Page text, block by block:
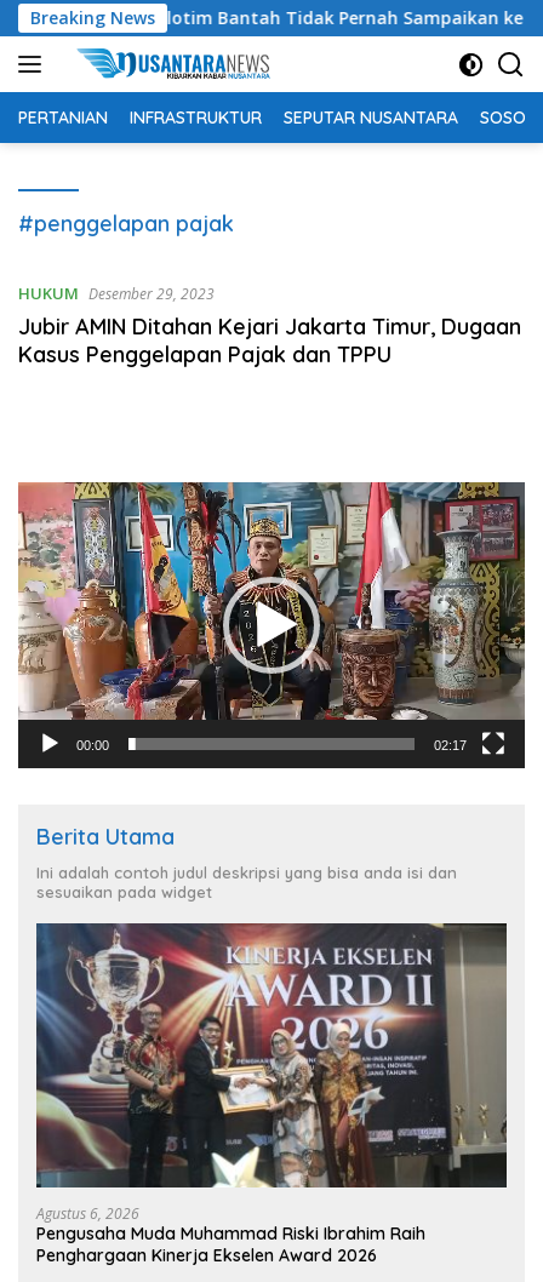
Langsung
ke
konten
Breaking News
Flotim Bantah Tidak Pernah Sampaikan ke DPRD
PERTANIAN INFRASTRUKTUR SEPUTAR NUSANTARA SOSOK
#penggelapan pajak
HUKUM Desember 29, 2023
Jubir AMIN Ditahan Kejari Jakarta Timur, Dugaan
Kasus Penggelapan Pajak dan TPPU
Pemutar
Video
00:00 02:17
Berita Utama
Ini adalah contoh judul deskripsi yang bisa anda isi dan
sesuaikan pada widget
Agustus 6, 2026
Pengusaha Muda Muhammad Riski Ibrahim Raih
Penghargaan Kinerja Ekselen Award 2026